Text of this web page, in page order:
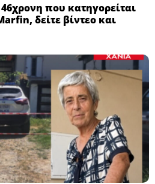
που κατηγορείται
δείτε βίντεο και